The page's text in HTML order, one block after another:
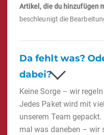
Artikel, die du hinzufügen
beschleunigt die
Da fehlt was?
dabei?
Keine Sorge – wir
Jedes Paket wird mit
unserem Team
mal was daneben – wir